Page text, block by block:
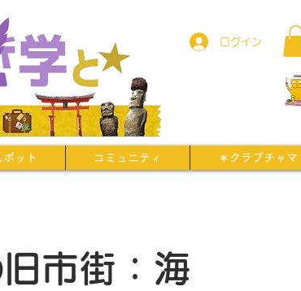
ログイン
ポット コミュニティ ＊クラブチャマ
市街：海